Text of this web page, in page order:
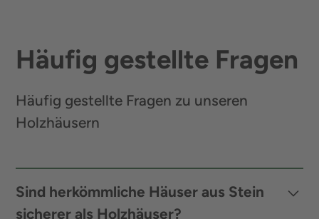
Häufig gestellte Fragen
Häufig gestellte Fragen zu unseren
Holzhäusern
Sind herkömmliche Häuser aus Stein
sicherer als Holzhäuser?